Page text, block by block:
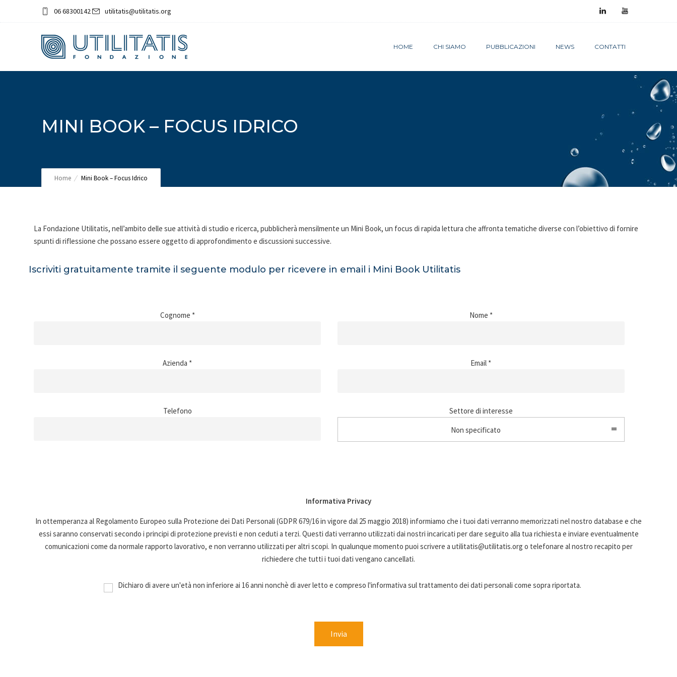
06 68300142 utilitatis@utilitatis.org
HOME CHI SIAMO PUBBLICAZIONI NEWS CONTATTI
MINI BOOK – FOCUS IDRICO
Home Mini Book – Focus Idrico
La Fondazione Utilitatis, nell’ambito delle sue attività di studio e ricerca, pubblicherà mensilmente un Mini Book, un focus di rapida lettura che affronta tematiche diverse con l’obiettivo di fornire
spunti di riflessione che possano essere oggetto di approfondimento e discussioni successive.
Iscriviti gratuitamente tramite il seguente modulo per ricevere in email i Mini Book Utilitatis
Cognome * Nome *
Azienda * Email *
Telefono
Settore di interesse
Non specificato
Informativa Privacy
In ottemperanza al Regolamento Europeo sulla Protezione dei Dati Personali (GDPR 679/16 in vigore dal 25 maggio 2018) informiamo che i tuoi dati verranno memorizzati nel nostro database e che
essi saranno conservati secondo i principi di protezione previsti e non ceduti a terzi. Questi dati verranno utilizzati dai nostri incaricati per dare seguito alla tua richiesta e inviare eventualmente
comunicazioni come da normale rapporto lavorativo, e non verranno utilizzati per altri scopi. In qualunque momento puoi scrivere a utilitatis@utilitatis.org o telefonare al nostro recapito per
richiedere che tutti i tuoi dati vengano cancellati.
Dichiaro di avere un'età non inferiore ai 16 anni nonchè di aver letto e compreso l'informativa sul trattamento dei dati personali come sopra riportata.